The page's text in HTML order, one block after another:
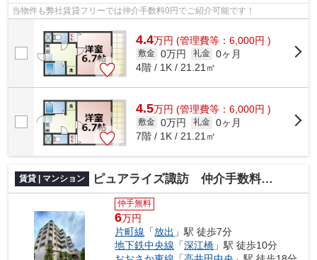
当物件も弊社賃貸フリーでは仲介手数料0円でご紹介可能です！
4.4万円 (管理費等：6,000円 )
敷金 0万円 礼金 0ヶ月
4階 / 1K / 21.21㎡
4.5万円 (管理費等：6,000円 )
敷金 0万円 礼金 0ヶ月
7階 / 1K / 21.21㎡
賃貸 | マンション ピュアライズ諏訪 仲介手数料無料
仲手無料
6万円
片町線 「放出 」駅 徒歩7分
地下鉄中央線 「深江橋 」駅 徒歩10分